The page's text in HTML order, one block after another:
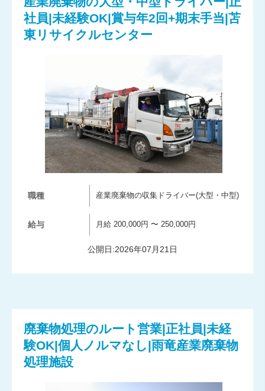
社員|未経験OK|賞与年2回+期末手当|苫
東リサイクルセンター
職種 産業廃棄物の収集ドライバー(大型・中型)
給与 月給 200,000円 〜 250,000円
公開日:2026年07月21日
廃棄物処理のルート営業|正社員|未経
験OK|個人ノルマなし|雨竜産業廃棄物
処理施設